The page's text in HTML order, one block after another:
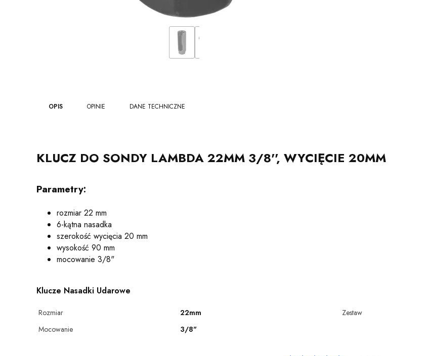
OPIS OPINIE DANE TECHNICZNE
KLUCZ DO SONDY LAMBDA 22MM 3/8'', WYCIĘCIE 20MM
Parametry:
rozmiar 22 mm
6-kątna nasadka
szerokość wycięcia 20 mm
wysokość 90 mm
mocowanie 3/8"
Klucze Nasadki Udarowe
Rozmiar 22mm Zestaw
Mocowanie 3/8"